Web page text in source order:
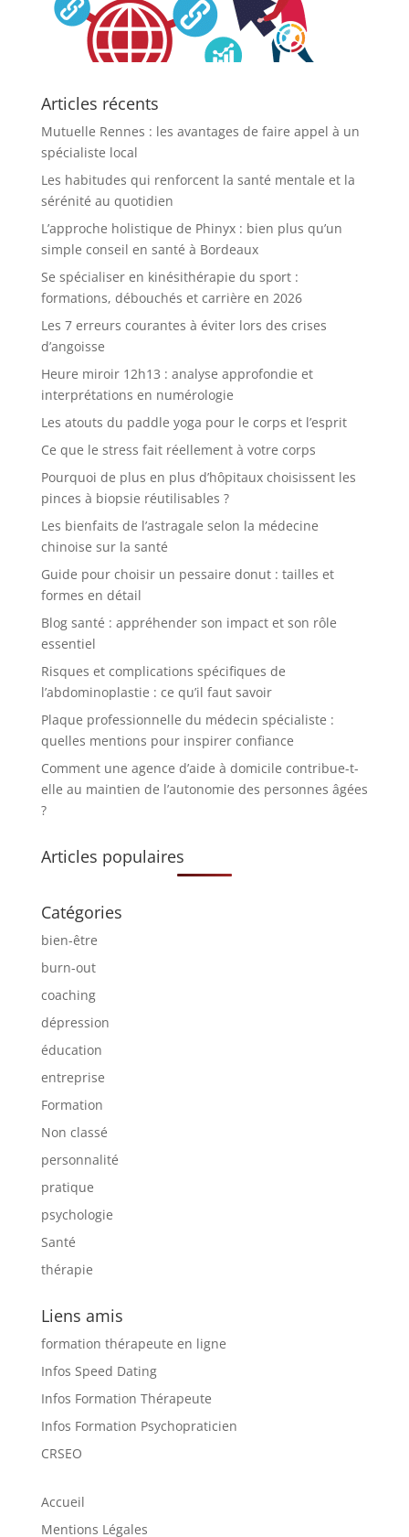
Articles récents
Mutuelle Rennes : les avantages de faire appel à un
spécialiste local
Les habitudes qui renforcent la santé mentale et la
sérénité au quotidien
L’approche holistique de Phinyx : bien plus qu’un
simple conseil en santé à Bordeaux
Se spécialiser en kinésithérapie du sport :
formations, débouchés et carrière en 2026
Les 7 erreurs courantes à éviter lors des crises
d’angoisse
Heure miroir 12h13 : analyse approfondie et
interprétations en numérologie
Les atouts du paddle yoga pour le corps et l’esprit
Ce que le stress fait réellement à votre corps
Pourquoi de plus en plus d’hôpitaux choisissent les
pinces à biopsie réutilisables ?
Les bienfaits de l’astragale selon la médecine
chinoise sur la santé
Guide pour choisir un pessaire donut : tailles et
formes en détail
Blog santé : appréhender son impact et son rôle
essentiel
Risques et complications spécifiques de
l’abdominoplastie : ce qu’il faut savoir
Plaque professionnelle du médecin spécialiste :
quelles mentions pour inspirer confiance
Comment une agence d’aide à domicile contribue-t-
elle au maintien de l’autonomie des personnes âgées
?
Articles populaires
Catégories
bien-être
burn-out
coaching
dépression
éducation
entreprise
Formation
Non classé
personnalité
pratique
psychologie
Santé
thérapie
Liens amis
formation thérapeute en ligne
Infos Speed Dating
Infos Formation Thérapeute
Infos Formation Psychopraticien
CRSEO
Accueil
Mentions Légales